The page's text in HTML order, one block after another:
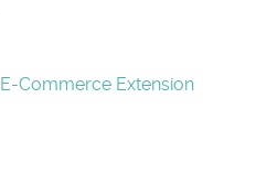
Commerce Extension